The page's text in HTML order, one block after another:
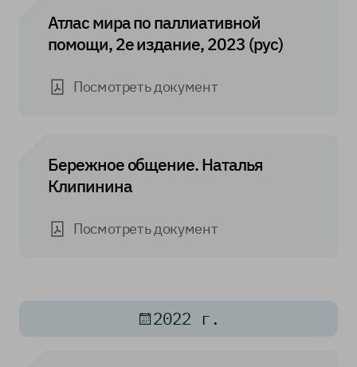
Атлас мира по паллиативной
помощи, 2е издание, 2023 (рус)
Посмотреть документ
Бережное общение. Наталья
Клипинина
Посмотреть документ
2022 г.